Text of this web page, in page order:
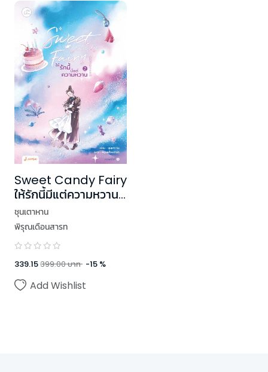
Sweet Candy Fairy
ให้รักนี้มีแต่ความหวาน
เล่ม 2
ชุนเตาหาน
พิรุณเดือนสารท
339.15399.00บาท -15 %
Add Wishlist